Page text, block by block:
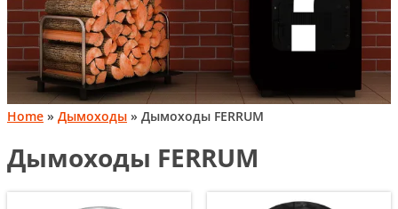
Home » Дымоходы » Дымоходы FERRUM
Дымоходы FERRUM